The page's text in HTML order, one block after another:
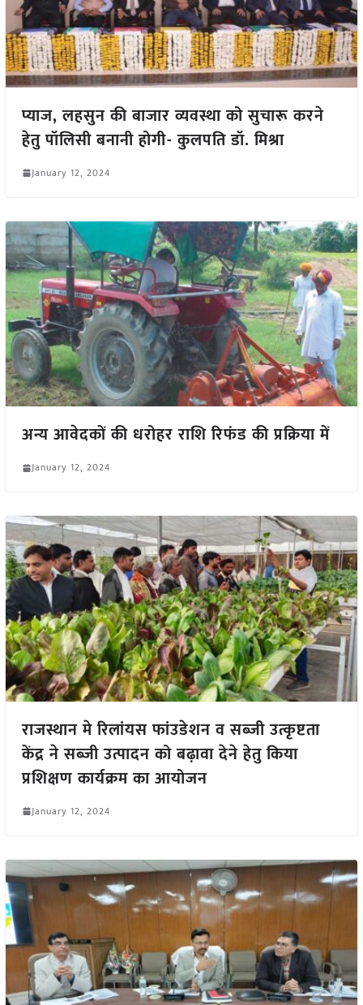
प्याज, लहसुन की बाजार व्यवस्था को सुचारू करने
हेतु पॉलिसी बनानी होगी- कुलपति डॉ. मिश्रा
January 12, 2024
अन्य आवेदकों की धरोहर राशि रिफंड की प्रक्रिया में
January 12, 2024
राजस्थान मे रिलांयस फांउडेशन व सब्जी उत्कृष्टता
केंद्र ने सब्जी उत्पादन को बढ़ावा देने हेतु किया
प्रशिक्षण कार्यक्रम का आयोजन
January 12, 2024